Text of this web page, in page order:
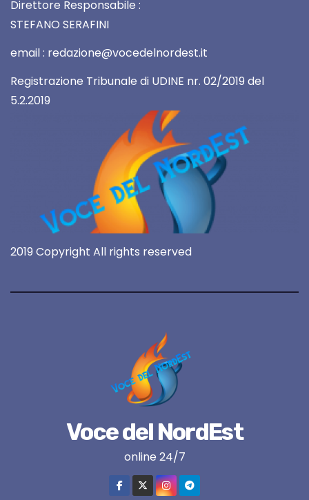
Direttore Responsabile :
STEFANO SERAFINI
email : redazione@vocedelnordest.it
Registrazione Tribunale di UDINE nr. 02/2019 del
5.2.2019
2019 Copyright All rights reserved
Voce del NordEst
online 24/7